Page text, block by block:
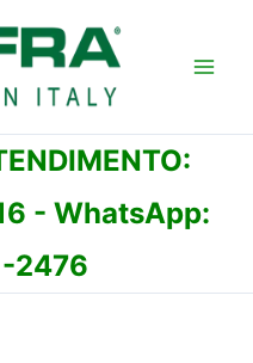
- WhatsApp:
2476